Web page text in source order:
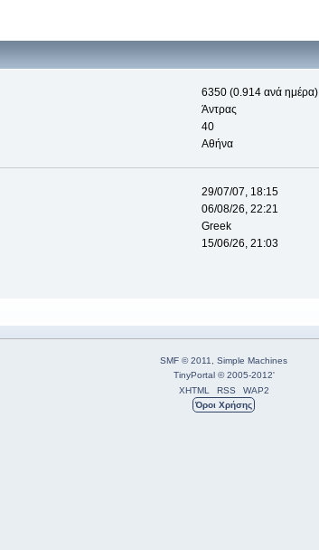
6350 (0.914 ανά ημέρα)
Άντρας
40
Αθήνα
29/07/07, 18:15
06/08/26, 22:21
Greek
15/06/26, 21:03
SMF © 2011, Simple Machines
TinyPortal © 2005-2012'
XHTML
RSS
WAP2
Όροι Χρήσης